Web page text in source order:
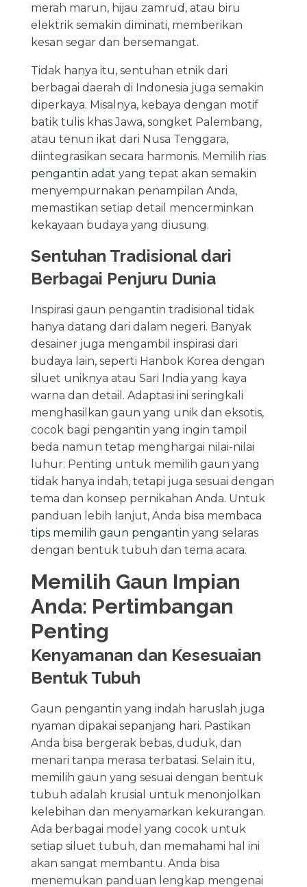
merah marun, hijau zamrud, atau biru
elektrik semakin diminati, memberikan
kesan segar dan bersemangat.
Tidak hanya itu, sentuhan etnik dari
berbagai daerah di Indonesia juga semakin
diperkaya. Misalnya, kebaya dengan motif
batik tulis khas Jawa, songket Palembang,
atau tenun ikat dari Nusa Tenggara,
diintegrasikan secara harmonis. Memilih rias
pengantin adat yang tepat akan semakin
menyempurnakan penampilan Anda,
memastikan setiap detail mencerminkan
kekayaan budaya yang diusung.
Sentuhan Tradisional dari
Berbagai Penjuru Dunia
Inspirasi gaun pengantin tradisional tidak
hanya datang dari dalam negeri. Banyak
desainer juga mengambil inspirasi dari
budaya lain, seperti Hanbok Korea dengan
siluet uniknya atau Sari India yang kaya
warna dan detail. Adaptasi ini seringkali
menghasilkan gaun yang unik dan eksotis,
cocok bagi pengantin yang ingin tampil
beda namun tetap menghargai nilai-nilai
luhur. Penting untuk memilih gaun yang
tidak hanya indah, tetapi juga sesuai dengan
tema dan konsep pernikahan Anda. Untuk
panduan lebih lanjut, Anda bisa membaca
tips memilih gaun pengantin yang selaras
dengan bentuk tubuh dan tema acara.
Memilih Gaun Impian
Anda: Pertimbangan
Penting
Kenyamanan dan Kesesuaian
Bentuk Tubuh
Gaun pengantin yang indah haruslah juga
nyaman dipakai sepanjang hari. Pastikan
Anda bisa bergerak bebas, duduk, dan
menari tanpa merasa terbatasi. Selain itu,
memilih gaun yang sesuai dengan bentuk
tubuh adalah krusial untuk menonjolkan
kelebihan dan menyamarkan kekurangan.
Ada berbagai model yang cocok untuk
setiap siluet tubuh, dan memahami hal ini
akan sangat membantu. Anda bisa
menemukan panduan lengkap mengenai